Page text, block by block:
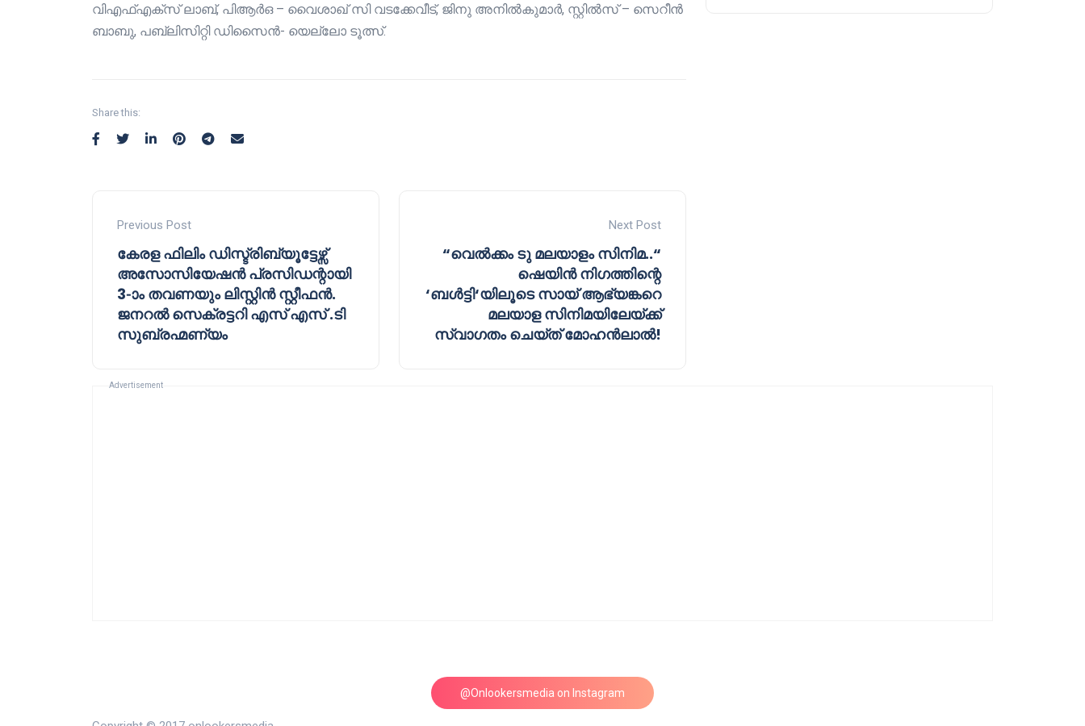
വിഎഫ്എക്സ് ലാബ്, പിആർഒ – വൈശാഖ് സി വടക്കേവീട്, ജിനു അനിൽകുമാർ, സ്റ്റിൽസ് – സെറീൻ
ബാബു, പബ്ലിസിറ്റി ഡിസൈൻ- യെല്ലോ ടൂത്സ്‌.
Share this:
Previous Post
കേരള ഫിലിം ഡിസ്ട്രിബ്യൂട്ടേഴ്സ്
അസോസിയേഷൻ പ്രസിഡന്റായി
3-ാം തവണയും ലിസ്റ്റിൻ സ്റ്റീഫൻ.
ജനറൽ സെക്രട്ടറി എസ് എസ് .ടി
സുബ്രഹ്മണ്യം
Next Post
“വെൽക്കം ടു മലയാളം സിനിമ..“
ഷെയിൻ നിഗത്തിന്റെ
‘ബൾട്ടി‘യിലൂടെ സായ് ആഭ്യങ്കറെ
മലയാള സിനിമയിലേയ്ക്ക്
സ്വാഗതം ചെയ്ത് മോഹൻലാൽ!
Advertisement
@Onlookersmedia on Instagram
Follow on Instagram